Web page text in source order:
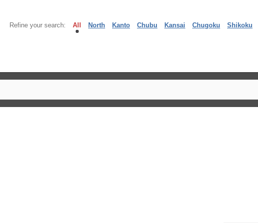
Refine your search: All North Kanto Chubu Kansai Chugoku Shikoku